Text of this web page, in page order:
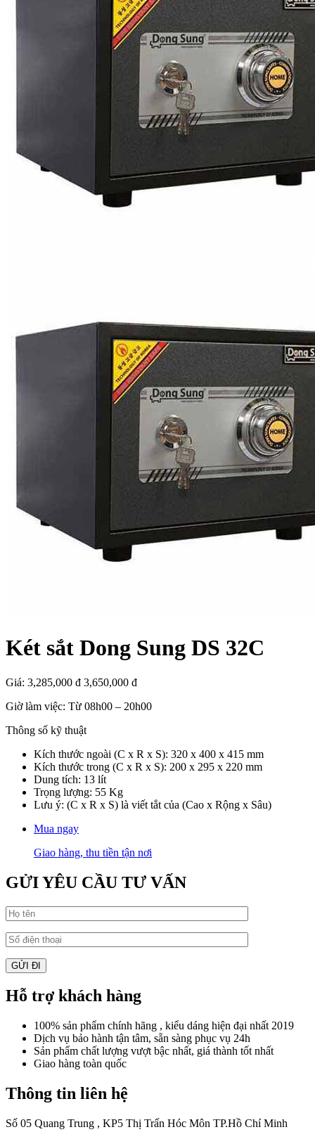
Két sắt Dong Sung DS 32C
Giá: 3,285,000 đ 3,650,000 đ
Giờ làm việc: Từ 08h00 – 20h00
Thông số kỹ thuật
Kích thước ngoài (C x R x S): 320 x 400 x 415 mm
Kích thước trong (C x R x S): 200 x 295 x 220 mm
Dung tích: 13 lít
Trọng lượng: 55 Kg
Lưu ý: (C x R x S) là viết tắt của (Cao x Rộng x Sâu)
Mua ngay
Giao hàng, thu tiền tận nơi
GỬI YÊU CẦU TƯ VẤN
Hỗ trợ khách hàng
100% sản phẩm chính hãng , kiểu dáng hiện đại nhất 2019
Dịch vụ bảo hành tận tâm, sẵn sàng phục vụ 24h
Sản phẩm chất lượng vượt bậc nhất, giá thành tốt nhất
Giao hàng toàn quốc
Thông tin liên hệ
Số 05 Quang Trung , KP5 Thị Trấn Hóc Môn TP.Hồ Chí Minh